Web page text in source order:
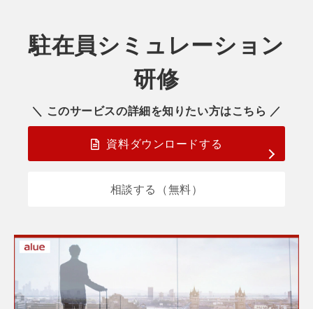
駐在員シミュレーション
研修
＼ このサービスの詳細を知りたい方はこちら ／
資料ダウンロードする
相談する（無料）